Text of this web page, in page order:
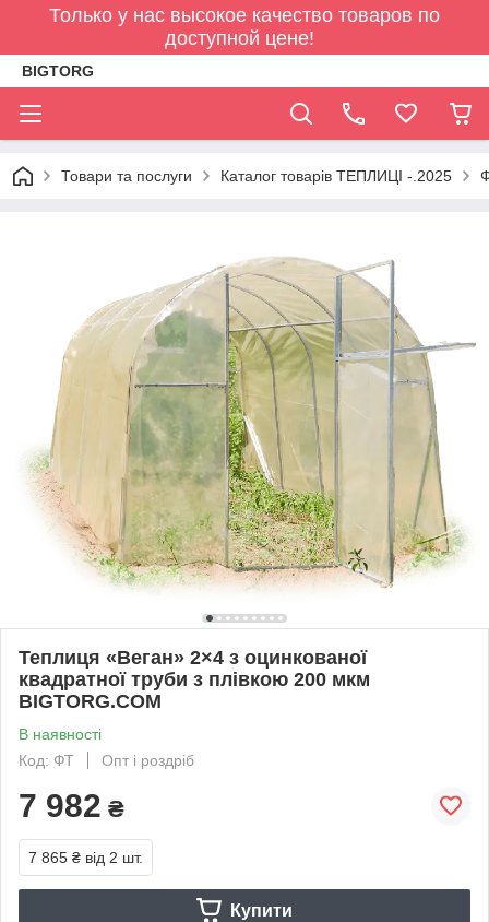
Только у нас высокое качество товаров по
доступной цене!
BIGTORG
Товари та послуги Каталог товарів ТЕПЛИЦІ -.2025
Теплиця «Веган» 2×4 з оцинкованої
квадратної труби з плівкою 200 мкм
BIGTORG.COM
В наявності
Код: ФТ
Опт і роздріб
7 982 ₴
7 865 ₴ від 2 шт.
Купити